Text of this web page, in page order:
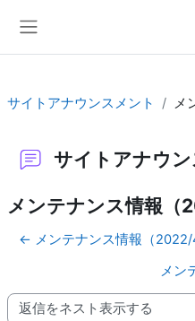
サイトアナウンスメント メ
サイトアナウン
メンテナンス情報（
← メンテナンス情報（2022/
メン
表示モード